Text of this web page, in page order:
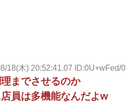
18(木) 20:52:41.07 ID:0U+wFed/0
までさせるのか
員は多機能なんだよw